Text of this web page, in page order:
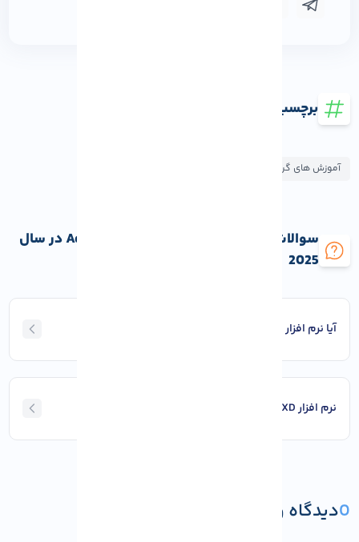
برچسب ها
آموزش های گرافیک
سوالات متداول نرم‌ افزارهای طراحی Adobe در سال
2025
آیا نرم افزار های ادوبی رایگان هستند؟
نرم افزار XD بیشتر برای چه مواردی کاربرد دارد؟
0دیدگاه و پرسش